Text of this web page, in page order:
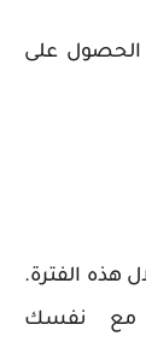
على
هذه الفترة.
مع نفسك